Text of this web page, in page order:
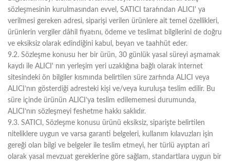
sözleşmesinin kurulmasından evvel, SATICI tarafından ALICI' ya
verilmesi gereken adresi, siparişi verilen ürünlere ait temel özellikleri,
ürünlerin vergiler dâhil fiyatını, ödeme ve teslimat bilgilerini de doğru
ve eksiksiz olarak edindiğini kabul, beyan ve taahhüt eder.
9.2. Sözleşme konusu her bir ürün, 30 günlük yasal süreyi aşmamak
kaydı ile ALICI' nın yerleşim yeri uzaklığına bağlı olarak internet
sitesindeki ön bilgiler kısmında belirtilen süre zarfında ALICI veya
ALICI’nın gösterdiği adresteki kişi ve/veya kuruluşa teslim edilir. Bu
süre içinde ürünün ALICI’ya teslim edilememesi durumunda,
ALICI’nın sözleşmeyi feshetme hakkı saklıdır.
9.3. SATICI, Sözleşme konusu ürünü eksiksiz, siparişte belirtilen
niteliklere uygun ve varsa garanti belgeleri, kullanım kılavuzları işin
gereği olan bilgi ve belgeler ile teslim etmeyi, her türlü ayıptan arî
olarak yasal mevzuat gereklerine göre sağlam, standartlara uygun bir